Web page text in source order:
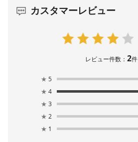
カスタマーレビュー
レビュー件数：2件
★ 5
★ 4
★ 3
★ 2
★ 1